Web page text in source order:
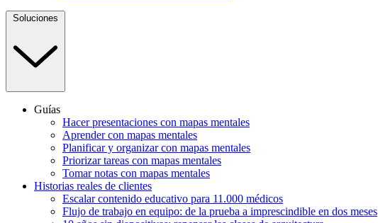
Soluciones
Guías
Hacer presentaciones con mapas mentales
Aprender con mapas mentales
Planificar y organizar con mapas mentales
Priorizar tareas con mapas mentales
Tomar notas con mapas mentales
Historias reales de clientes
Escalar contenido educativo para 11.000 médicos
Flujo de trabajo en equipo: de la prueba a imprescindible en dos meses